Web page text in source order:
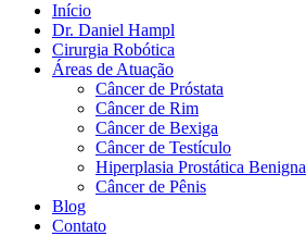
Início
Dr. Daniel Hampl
Cirurgia Robótica
Áreas de Atuação
Câncer de Próstata
Câncer de Rim
Câncer de Bexiga
Câncer de Testículo
Hiperplasia Prostática Benigna
Câncer de Pênis
Blog
Contato